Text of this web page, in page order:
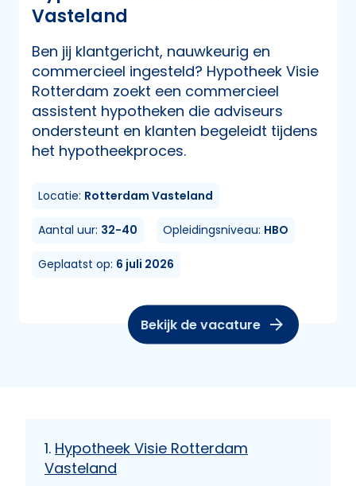
Vasteland
Ben jij klantgericht, nauwkeurig en
commercieel ingesteld? Hypotheek Visie
Rotterdam zoekt een commercieel
assistent hypotheken die adviseurs
ondersteunt en klanten begeleidt tijdens
het hypotheekproces.
Locatie: Rotterdam Vasteland
Aantal uur: 32-40 Opleidingsniveau: HBO
Geplaatst op: 6 juli 2026
Bekijk de vacature
Hypotheek Visie Rotterdam
Vasteland